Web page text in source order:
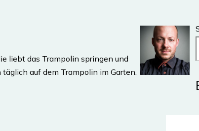
liebt das Trampolin springen und
auf dem Trampolin im Garten.